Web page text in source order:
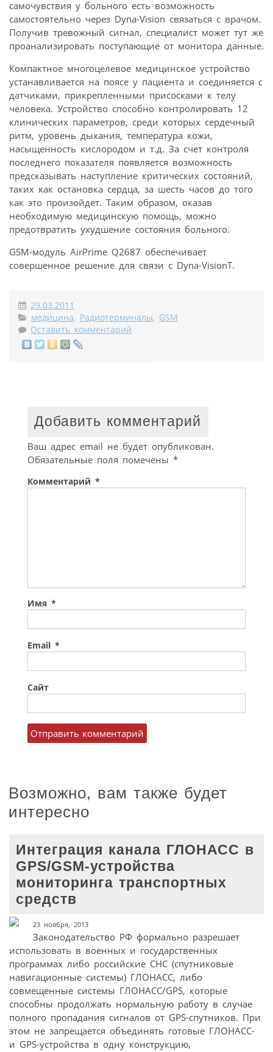
самочувствия у больного есть возможность
самостоятельно через Dyna-Vision связаться с врачом.
Получив тревожный сигнал, специалист может тут же
проанализировать поступающие от монитора данные.
Компактное многоцелевое медицинское устройство
устанавливается на поясе у пациента и соединяется с
датчиками, прикрепленными присосками к телу
человека. Устройство способно контролировать 12
клинических параметров, среди которых сердечный
ритм, уровень дыхания, температура кожи,
насыщенность кислородом и т.д. За счет контроля
последнего показателя появляется возможность
предсказывать наступление критических состояний,
таких как остановка сердца, за шесть часов до того
как это произойдет. Таким образом, оказав
необходимую медицинскую помощь, можно
предотвратить ухудшение состояния больного.
GSM-модуль AirPrime Q2687 обеспечивает
совершенное решение для связи c Dyna-VisionT.
29.03.2011
медицина, Радиотерминалы, GSM
Оставить комментарий
Добавить комментарий
Ваш адрес email не будет опубликован.
Обязательные поля помечены *
Комментарий *
Имя *
Email *
Сайт
Возможно, вам также будет
интересно
Интеграция канала ГЛОНАСС в
GPS/GSM-устройства
мониторинга транспортных
средств
23 ноября, 2013
Законодательство РФ формально разрешает
использовать в военных и государственных
программах либо российские СНС (спутниковые
навигационные системы) ГЛОНАСС, либо
совмещенные системы ГЛОНАСС/GPS, которые
способны продолжать нормальную работу в случае
полного пропадания сигналов от GPS-спутников. При
этом не запрещается объединять готовые ГЛОНАСС-
и GPS-устройства в одну конструкцию,